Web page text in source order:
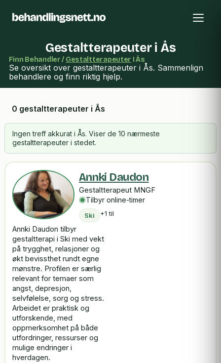
Gestaltterapeuter i Ås
Finn Behandler / Gestaltterapeuter I Ås
Se oversikt over gestaltterapeuter i Ås. Sammenlign
behandlere og finn riktig hjelp.
0 gestaltterapeuter i Ås
Ingen treff akkurat i Ås. Viser de 10 nærmeste
gestaltterapeuter i stedet.
Annki Daudon
Gestaltterapeut MNGF
Tilbyr online-timer
Ski +1 til
Annki Daudon tilbyr
gestaltterapi i Ski med vekt
på trygghet, relasjoner og
økt bevissthet rundt egne
mønstre. Profilen er særlig
relevant for temaer som
angst, depresjon,
selvfølelse, sorg og stress.
Arbeidet er praktisk og
utforskende, med
oppmerksomhet på både
utfordringer, ressurser og
mulige endringer i
hverdagen.